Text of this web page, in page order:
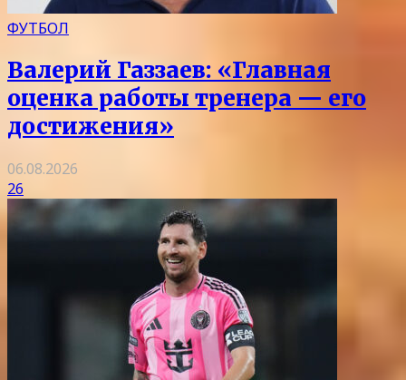
ФУТБОЛ
Валерий Газзаев: «Главная
оценка работы тренера — его
достижения»
06.08.2026
26